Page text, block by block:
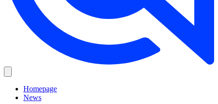
Homepage
News